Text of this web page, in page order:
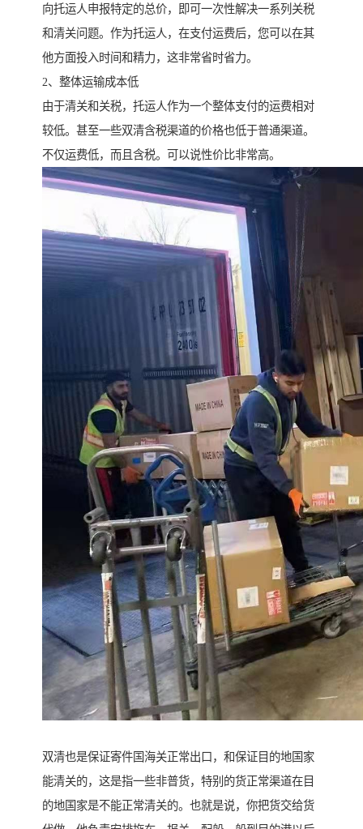
向托运人申报特定的总价，即可一次性解决一系列关税
和清关问题。作为托运人，在支付运费后，您可以在其
他方面投入时间和精力，这非常省时省力。
2、整体运输成本低
由于清关和关税，托运人作为一个整体支付的运费相对
较低。甚至一些双清含税渠道的价格也低于普通渠道。
不仅运费低，而且含税。可以说性价比非常高。
双清也是保证寄件国海关正常出口，和保证目的地国家
能清关的，这是指一些非普货，特别的货正常渠道在目
的地国家是不能正常清关的。也就是说，你把货交给货